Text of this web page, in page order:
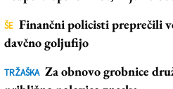
ŠE Finančni policisti preprečili
davčno goljufijo
TRŽAŠKA Za obnovo grobnice